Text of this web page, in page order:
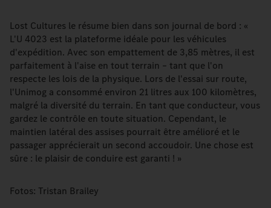
Lost Cultures le résume bien dans son journal de bord : «
L'U 4023 est la plateforme idéale pour les véhicules
d'expédition. Avec son empattement de 3,85 mètres, il est
parfaitement à l'aise en tout terrain – tant que l'on
respecte les lois de la physique. Lors de l'essai sur route,
l'Unimog a consommé environ 21 litres aux 100 kilomètres,
malgré la diversité du terrain. En tant que conducteur, vous
gardez le contrôle en toute situation. Cependant, le
maintien latéral des assises pourrait être amélioré et le
passager apprécierait un second accoudoir. Une chose est
sûre : le plaisir de conduire est garanti ! »
Fotos: Tristan Brailey